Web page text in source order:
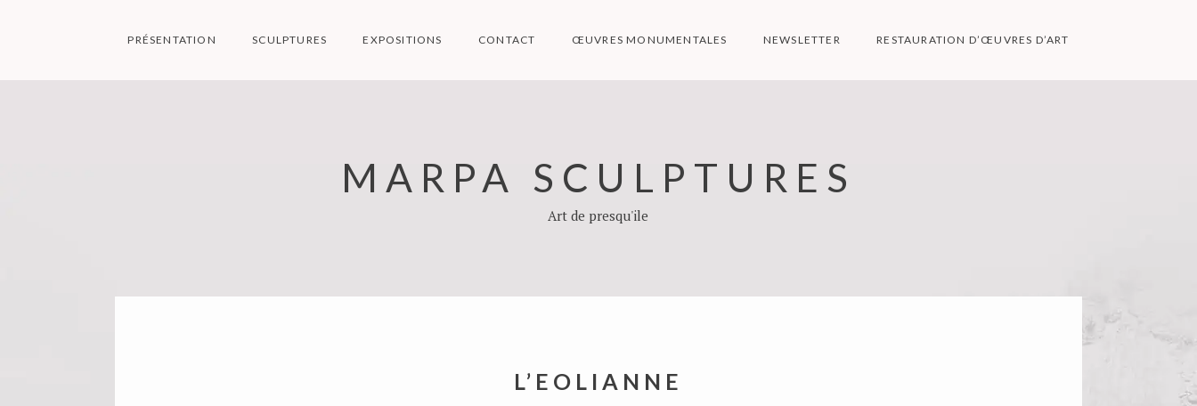
PRÉSENTATION SCULPTURES EXPOSITIONS CONTACT ŒUVRES MONUMENTALES NEWSLETTER RESTAURATION D’ŒUVRES D’ART
MARPA SCULPTURES
Art de presqu'ile
L’EOLIANNE